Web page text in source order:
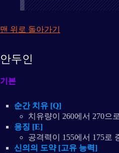
맨 위로 돌아가기
안두인
기본
순간 치유 [Q]
치유량이 260에서 270으
응징 [E]
공격력이 155에서 175로
신의의 도약 [고유 능력]